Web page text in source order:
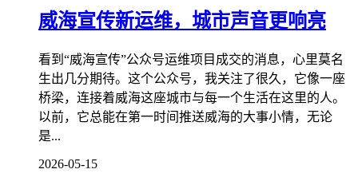
威海宣传新运维，城市声音更响亮
看到“威海宣传”公众号运维项目成交的消息，心里莫名
生出几分期待。这个公众号，我关注了很久，它像一座
桥梁，连接着威海这座城市与每一个生活在这里的人。
以前，它总能在第一时间推送威海的大事小情，无论
是...
2026-05-15